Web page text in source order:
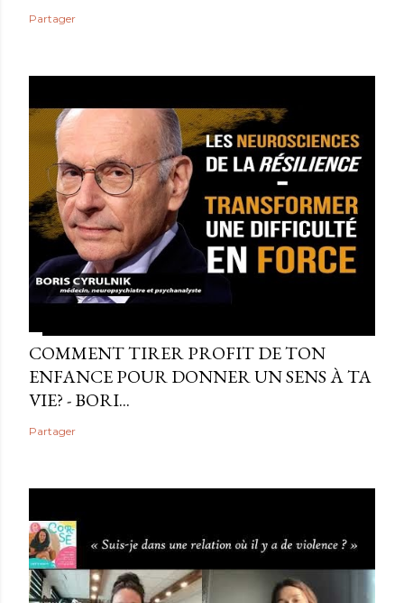
Partager
COMMENT TIRER PROFIT DE TON
ENFANCE POUR DONNER UN SENS À TA
VIE? - BORI...
Partager